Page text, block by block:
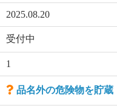
2025.08.20
受付中
1
品名外の危険物を貯蔵